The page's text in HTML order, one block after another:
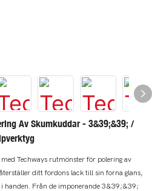
Av Skumkuddar - 3&39;&39; /
Techways rutmönster för polering av
ditt fordons lack till sin forna glans,
i handen. Från de imponerande 3&39;&39;